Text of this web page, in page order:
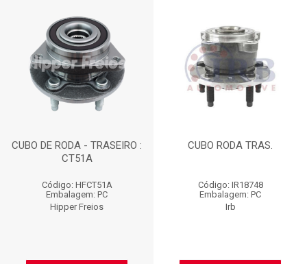
CUBO DE RODA - TRASEIRO :
CT51A
Código: HFCT51A
Embalagem: PC
Hipper Freios
CUBO RODA TRAS.
Código: IR18748
Embalagem: PC
Irb